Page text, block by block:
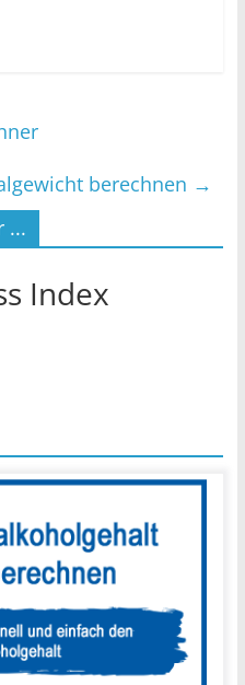
berechnen →
...
Index